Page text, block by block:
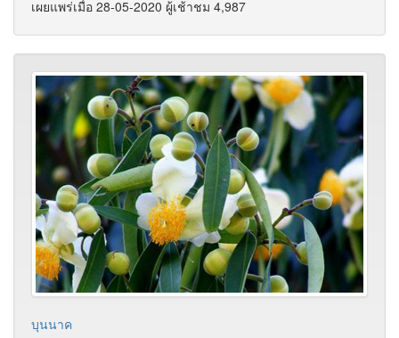
เผยแพร่เมื่อ 28-05-2020 ผู้เช้าชม 4,987
บุนนาค